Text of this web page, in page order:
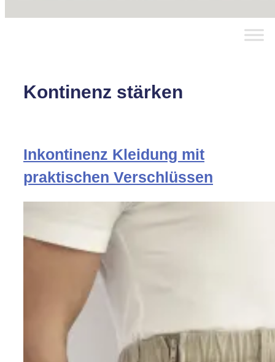
Kontinenz stärken
Inkontinenz Kleidung mit
praktischen Verschlüssen